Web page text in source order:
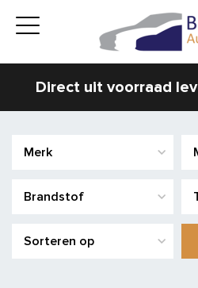
Direct uit voorraad